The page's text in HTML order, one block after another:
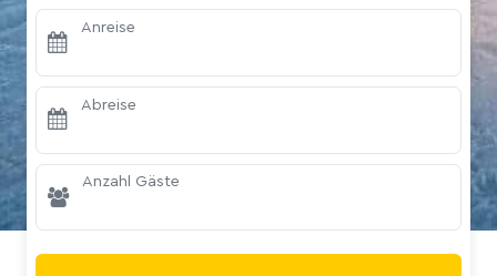
Anreise
Abreise
Anzahl Gäste